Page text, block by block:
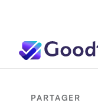
PARTAGER